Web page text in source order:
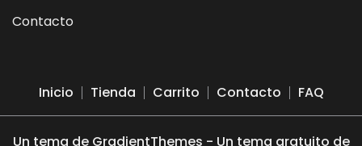
Contacto
Inicio Tienda Carrito Contacto FAQ
Un tema de GradientThemes - Un tema gratuito de